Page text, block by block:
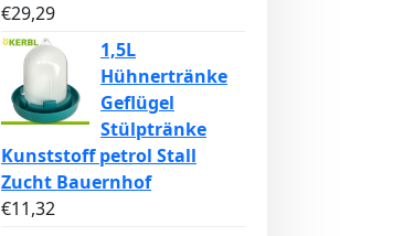
€29,29
1,5L
Hühnertränke
Geflügel
Stülptränke
Kunststoff petrol Stall
Zucht Bauernhof
€11,32